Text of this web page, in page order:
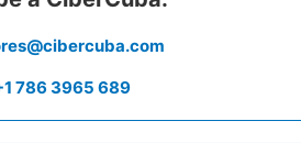
786 3965 689